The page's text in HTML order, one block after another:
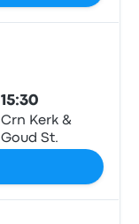
15:30
Crn Kerk &
Goud St.